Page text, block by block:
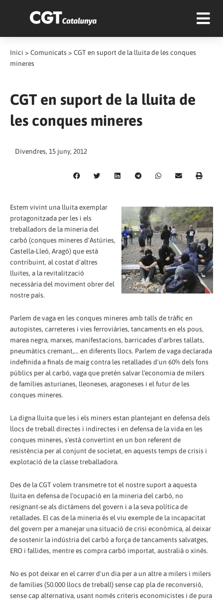
Inici > Comunicats > CGT en suport de la lluita de les conques
mineres
CGT en suport de la lluita de
les conques mineres
Divendres, 15 juny, 2012
Estem vivint una lluita exemplar
protagonitzada per les i els
treballadors de la mineria del
carbó (conques mineres d'Astúries,
Castella-Lleó, Aragó) que està
contribuint, al costat d'altres
lluites, a la revitalització
necessària del moviment obrer del
nostre país.
Parlem de vaga en les conques mineres amb talls de tràfic en
autopistes, carreteres i vies ferroviàries, tancaments en els pous,
marea negra, marxes, manifestacions, barricades d'arbres tallats,
pneumàtics cremant,... en diferents llocs. Parlem de vaga declarada
indefinida a finals de maig contra les retallades d'un 60% dels fons
públics per al carbó, vaga que pretén salvar l'economia de milers
de famílies asturianes, lleoneses, aragoneses i el futur de les
conques mineres.
La digna lluita que les i els miners estan plantejant en defensa dels
llocs de treball directes i indirectes i en defensa de la vida en les
conques mineres, s'està convertint en un bon referent de
resistència per al conjunt de societat, en aquests temps de crisis i
explotació de la classe treballadora.
Des de la CGT volem transmetre tot el nostre suport a aquesta
lluita en defensa de l'ocupació en la mineria del carbó, no
resignant-se als dictàmens del govern i a la seva política de
retallades. El cas de la mineria és el viu exemple de la incapacitat
del govern per a manejar una situació de crisi econòmica, al deixar
de sostenir la indústria del carbó a força de tancaments salvatges,
ERO i fallides, mentre es compra carbó importat, australià o xinès.
No es pot deixar en el carrer d'un dia per a un altre a milers i milers
de famílies (50.000 llocs de treball) sense cap pla de reconversió,
sense cap alternativa, usant només criteris economicistes i de pura